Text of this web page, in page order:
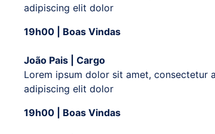
adipiscing elit dolor
19h00 | Boas Vindas
João Pais | Cargo
Lorem ipsum dolor sit amet, consectetur
adipiscing elit dolor
19h00 | Boas Vindas